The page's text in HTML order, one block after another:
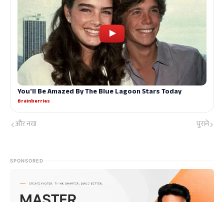
और नया पुराने
SPONSORED